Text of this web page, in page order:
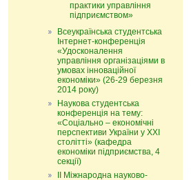
практики управління
підприємством»
Всеукраїнська студентська
Інтернет-конференція
«Удосконалення
управління організаціями в
умовах інноваційної
економіки» (26-29 березня
2014 року)
Наукова студентська
конференція на тему:
«Соціально – економічні
перспективи України у ХХІ
столітті» (кафедра
економіки підприємства, 4
секції)
ІІ Міжнародна науково-